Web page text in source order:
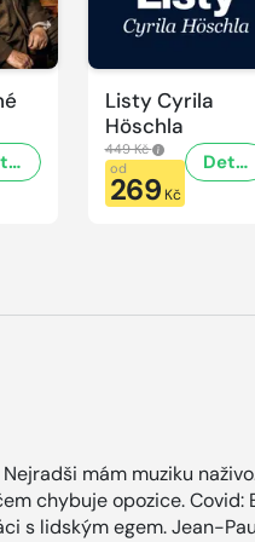
Detail
Listy Cyrila
Höschla
449 Kč
od
269 Kč
Detail
mám muziku
chybuje opozice. Covid:
s lidským egem. Jean-